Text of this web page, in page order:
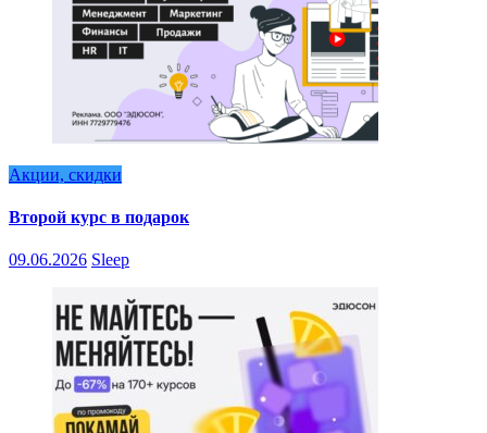
Акции, скидки
Второй курс в подарок
09.06.2026 Sleep